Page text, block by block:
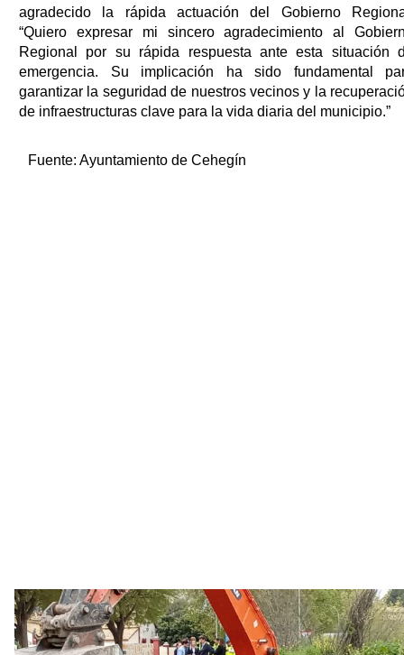
agradecido la rápida actuación del Gobierno
“Quiero expresar mi sincero agradecimiento al
Regional por su rápida respuesta ante esta situación
emergencia. Su implicación ha sido fundamental
garantizar la seguridad de nuestros vecinos y la
de infraestructuras clave para la vida diaria del municipio.”
Fuente: Ayuntamiento de Cehegín